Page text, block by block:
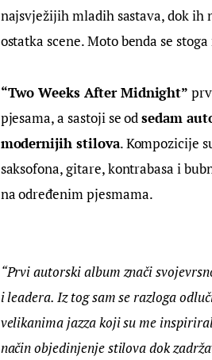
najsvježijih mladih sastava, dok
ostatka scene. Moto benda se
“Two Weeks After Midnight”
pjesama, a sastoji se od sedam
modernijih stilova. Kompozicije
saksofona, gitare, kontrabasa i
na određenim pjesmama.
“Prvi autorski album znači
i leadera. Iz tog sam se razloga
velikanima jazza koji su me
način objedinjenje stilova dok